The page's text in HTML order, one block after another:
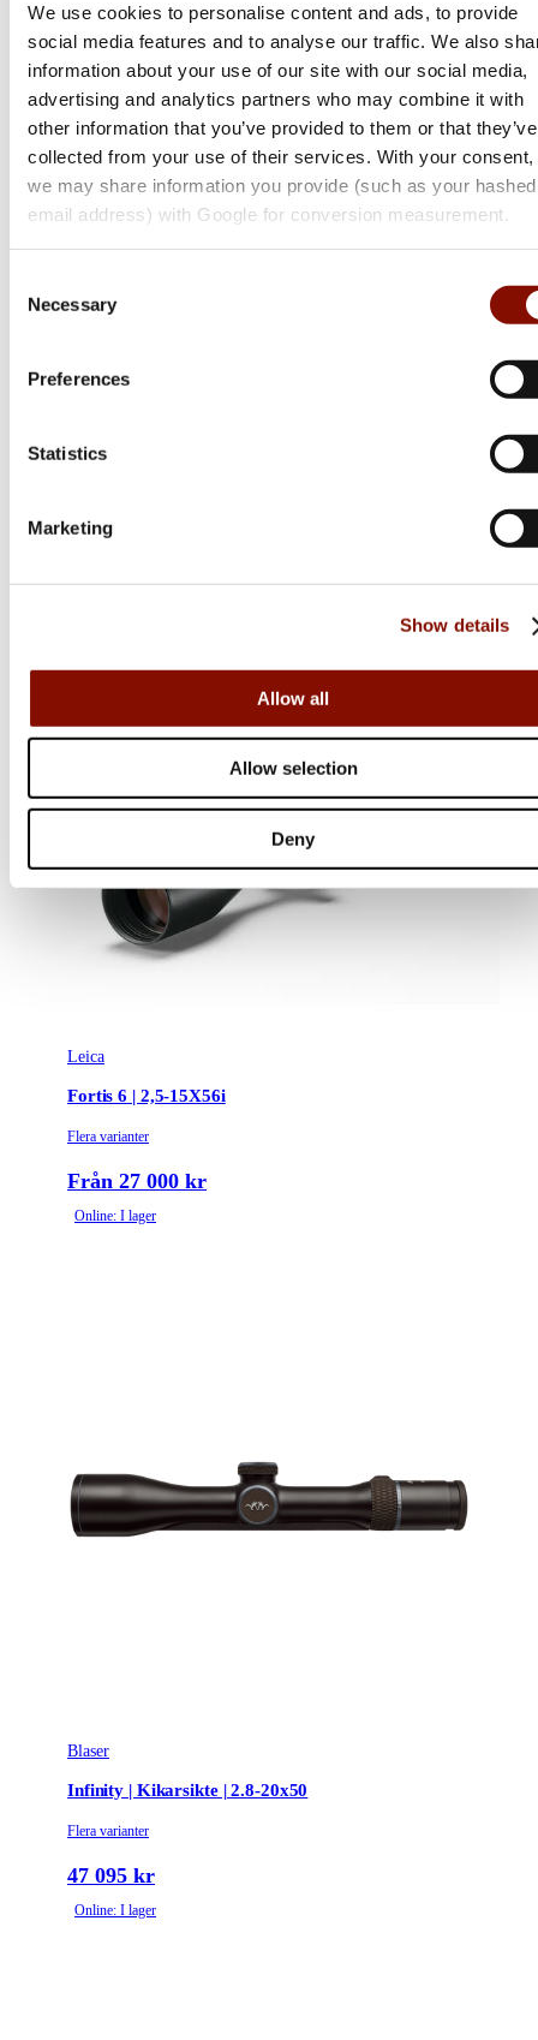
We use cookies to personalise content and ads, to provide
social media features and to analyse our traffic. We also
information about your use of our site with our social media,
advertising and analytics partners who may combine it with
other information that you’ve provided to them or that they’ve
collected from your use of their services. With your consent,
we may share information you provide (such as your hashed
email address) with Google for conversion measurement.
Selection
Necessary
Preferences
Statistics
Marketing
Show details
Allow all
Allow selection
Deny
Från 24 500 kr
Leica
Fortis 6 | 2,5-15X56i
Flera varianter
Från 27 000 kr
Online: I lager
Blaser
Infinity | Kikarsikte | 2.8-20x50
Flera varianter
47 095 kr
Online: I lager